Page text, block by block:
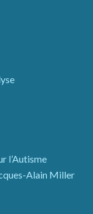
l’Autisme
Alain Miller